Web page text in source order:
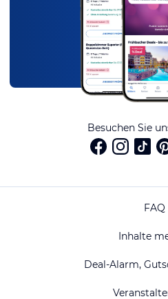
Besuchen Sie
FAQ
Inhalte
Deal-Alarm,